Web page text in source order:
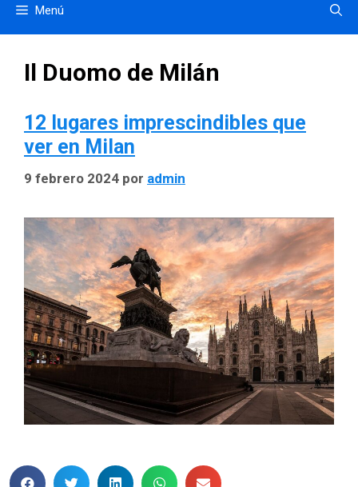
Menú
Il Duomo de Milán
12 lugares imprescindibles que
ver en Milan
9 febrero 2024 por admin